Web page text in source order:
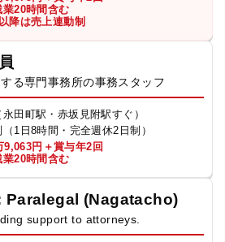
20時間含む
降は売上連動制
る専門事務所の事務スタッフ
田町駅・赤坂見附駅すぐ）
1日8時間・完全週休2日制）
9,063円＋賞与年2回
20時間含む
(Nagatacho)
support to attorneys.